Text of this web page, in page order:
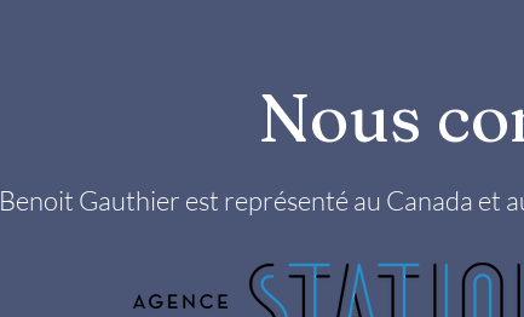
Nous
Benoit Gauthier est représenté au Canada et